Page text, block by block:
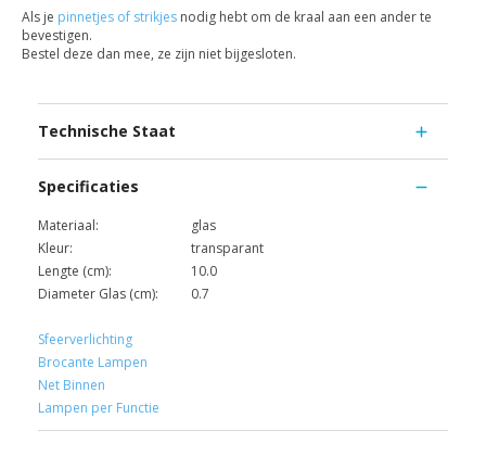
Als je pinnetjes of strikjes nodig hebt om de kraal aan een ander te
bevestigen.
Bestel deze dan mee, ze zijn niet bijgesloten.
Technische Staat
Specificaties
Materiaal:
glas
Kleur:
transparant
Lengte (cm):
10.0
Diameter Glas (cm):
0.7
Sfeerverlichting
Brocante Lampen
Net Binnen
Lampen per Functie